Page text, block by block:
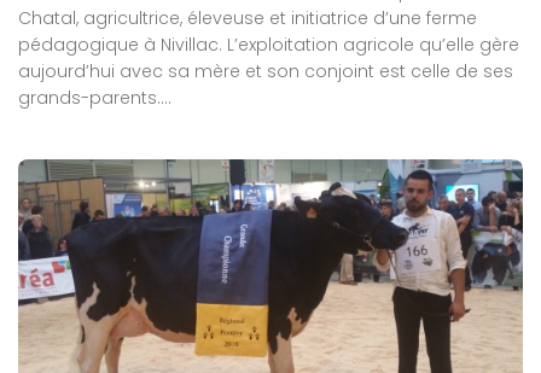
Chatal, agricultrice, éleveuse et initiatrice d’une ferme
pédagogique à Nivillac. L’exploitation agricole qu’elle gère
aujourd’hui avec sa mère et son conjoint est celle de ses
grands-parents....